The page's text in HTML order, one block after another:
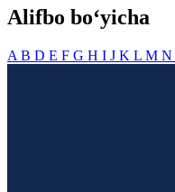
Alifbo bo‘yicha
A B D E F G H I J K L M N